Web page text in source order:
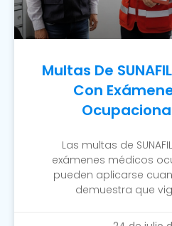
Multas De
Con
Las multas de
exámenes médicos
pueden aplicarse
demuestra que